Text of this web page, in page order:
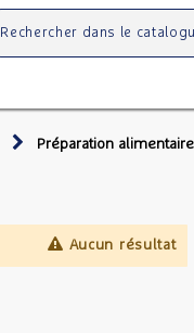
Préparation alimentaire
Aucun résultat